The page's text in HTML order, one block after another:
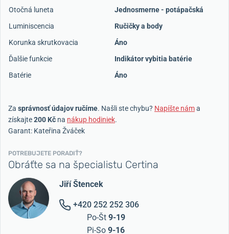
Otočná luneta
Jednosmerne - potápačská
Luminiscencia
Ručičky a body
Korunka skrutkovacia
Áno
Ďalšie funkcie
Indikátor vybitia batérie
Batérie
Áno
Za správnosť údajov ručíme. Našli ste chybu? Napíšte náma
získajte200 Kč na nákup hodiniek.
Garant: Kateřina Žváček
POTREBUJETE PORADIŤ?
Obráťte sa na špecialistu Certina
Jiří Štencek
+420 252 252 306
Po-Št 9-19
Pi-So 9-16